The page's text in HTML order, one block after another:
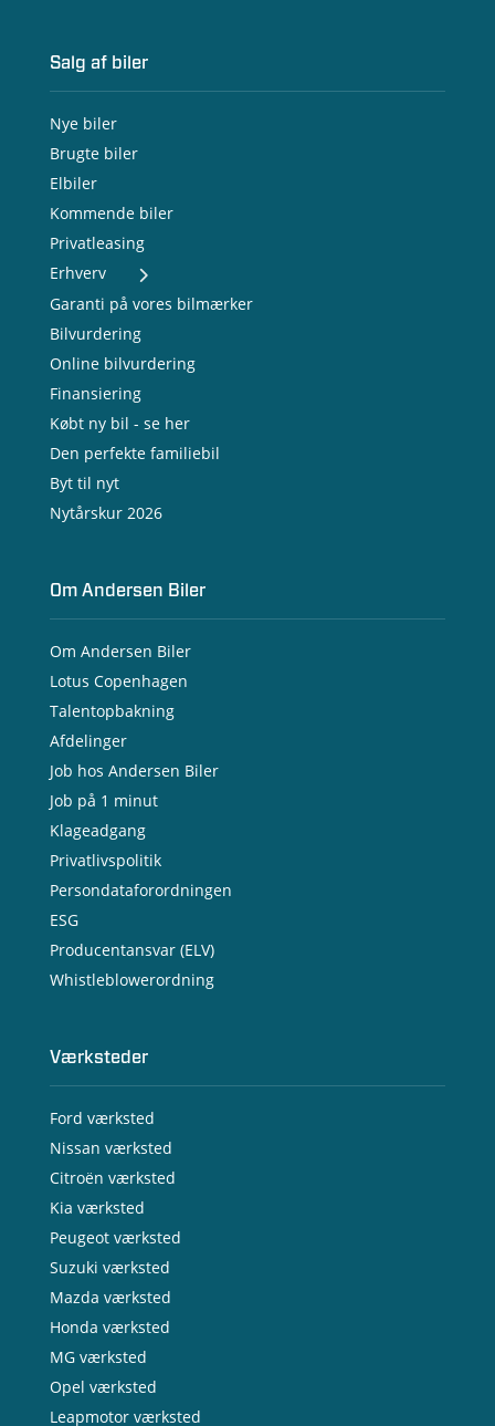
Salg af biler
Nye biler
Brugte biler
Elbiler
Kommende biler
Privatleasing
Erhverv
- Nye varebiler
- Brugte varebiler
- Erhvervsleasing
- Testkørsel
- Serviceaftale
- Opladning
Garanti på vores bilmærker
Bilvurdering
Online bilvurdering
Finansiering
Købt ny bil - se her
Den perfekte familiebil
Byt til nyt
Nytårskur 2026
Om Andersen Biler
Om Andersen Biler
Lotus Copenhagen
Talentopbakning
Afdelinger
Job hos Andersen Biler
Job på 1 minut
Klageadgang
Privatlivspolitik
Persondataforordningen
ESG
Producentansvar (ELV)
Whistleblowerordning
Værksteder
Ford værksted
Nissan værksted
Citroën værksted
Kia værksted
Peugeot værksted
Suzuki værksted
Mazda værksted
Honda værksted
MG værksted
Opel værksted
Leapmotor værksted